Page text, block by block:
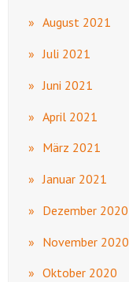
August 2021
Juli 2021
Juni 2021
April 2021
März 2021
Januar 2021
Dezember 2020
November 2020
Oktober 2020